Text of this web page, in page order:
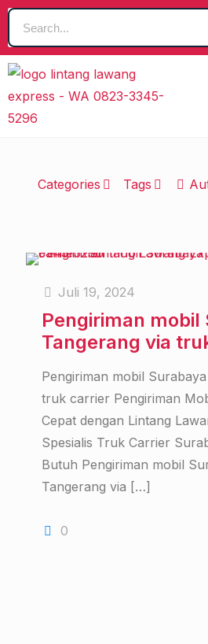
Categories Tags
Juli 19, 2024
Pengiriman mobil
Tangerang via
Pengiriman mobil
truk carrier Pengiriman
Cepat dengan Lintang
Spesialis Truk Carrier
Butuh Pengiriman mobil
Tangerang via […]
0